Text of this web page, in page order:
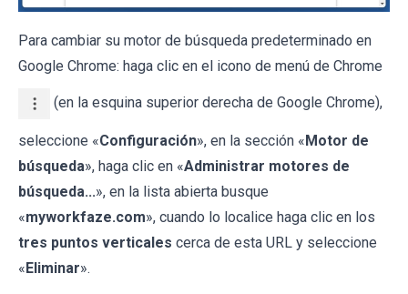
Para cambiar su motor de búsqueda predeterminado en
Google Chrome: haga clic en el icono de menú de Chrome
(en la esquina superior derecha de Google Chrome),
seleccione «Configuración», en la sección « Motor de
búsqueda», haga clic en «Administrar motores de
búsqueda...», en la lista abierta busque
«myworkfaze.com», cuando lo localice haga clic en los
tres puntos verticales cerca de esta URL y seleccione
« Eliminar».